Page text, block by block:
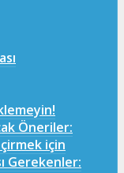
Öneriler:
için
Gerekenler: